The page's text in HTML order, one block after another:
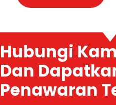
Hubungi
Dan
Penawaran